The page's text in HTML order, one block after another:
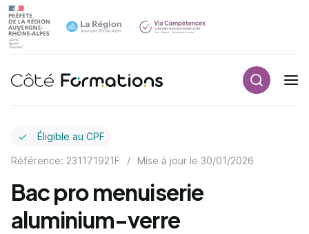
Navigation principale
Éligible au CPF
Référence: 231171921F / Mise à jour le 30/01/2026
Bac pro menuiserie
aluminium-verre